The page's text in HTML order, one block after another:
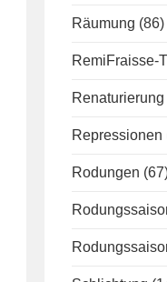
Räumung (86)
RemiFraisse-
Renaturierung
Repressionen
Rodungen